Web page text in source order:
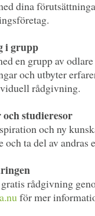
dina
i grupp
en grupp av
och utbyter
rådgivning.
studieresor
och ny
och ta del av andras
rådgivning
för mer